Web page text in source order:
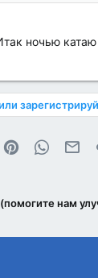
ночью
Pinterest
нам